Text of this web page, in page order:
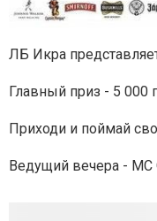
ЛБ Икра
Главный приз - 5 000
Приходи и поймай
Ведущий вечера - MC